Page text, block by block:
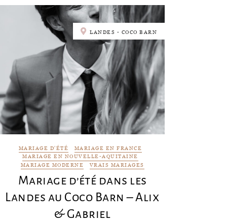
LANDES - COCO BARN
MARIAGE D'ÉTÉ
MARIAGE EN FRANCE
MARIAGE EN NOUVELLE-AQUITAINE
MARIAGE MODERNE
VRAIS MARIAGES
Mariage d’été dans les
Landes au Coco Barn – Alix
& Gabriel